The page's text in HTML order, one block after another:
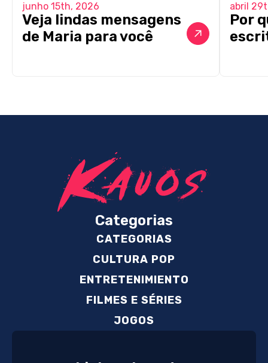
junho 15th, 2026
Veja lindas mensagens
de Maria para você
abril
Por
Categorias
CATEGORIAS
CULTURA POP
ENTRETENIMIENTO
FILMES E SÉRIES
JOGOS